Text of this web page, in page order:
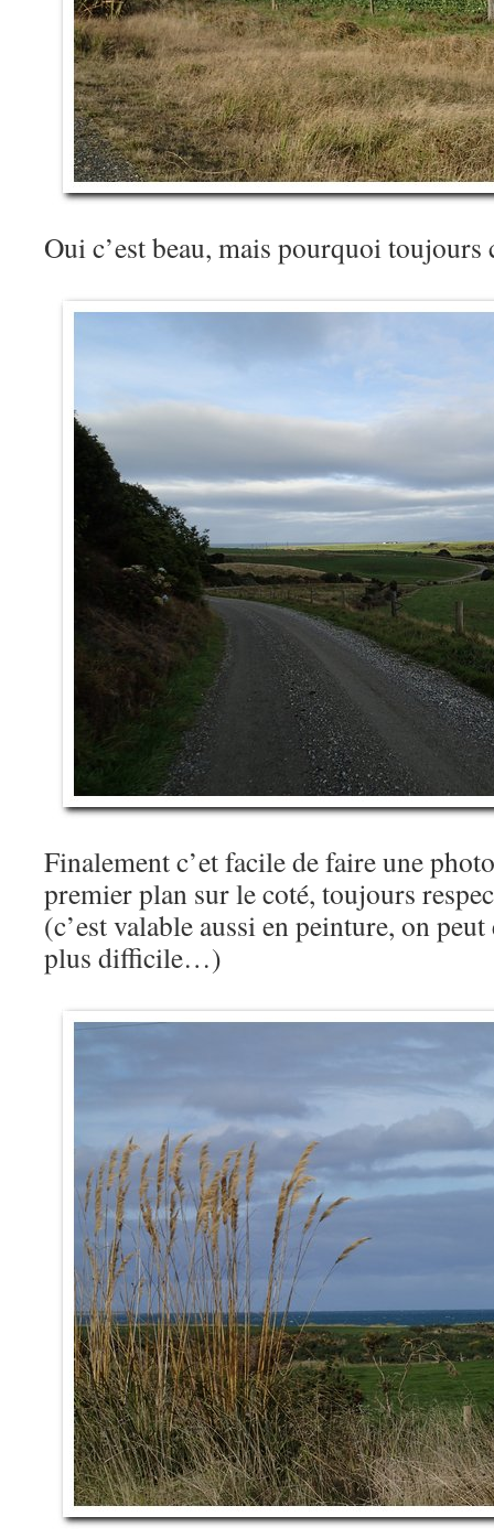
Oui c’est beau, mais pourquoi
Finalement c’et facile de faire une
premier plan sur le coté, toujours
(c’est valable aussi en peinture, on
plus difficile…)